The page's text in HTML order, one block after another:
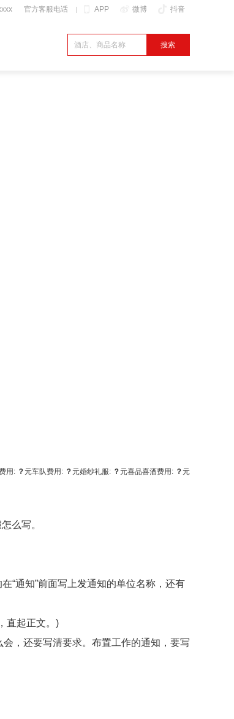
APP 微博 抖音
官方客服电话
用: ？元车队费用: ？元婚纱礼服: ？元喜品喜酒费用: ？元
么写。
“通知”前面写上发通知的单位名称，还有
直起正文。)
，还要写清要求。布置工作的通知，要写